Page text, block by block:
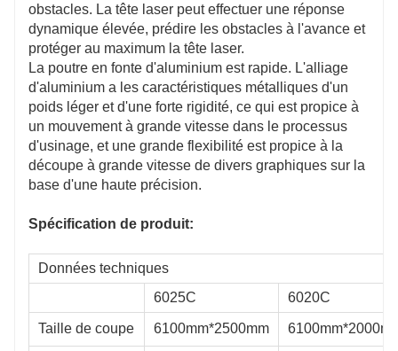
obstacles. La tête laser peut effectuer une réponse
dynamique élevée, prédire les obstacles à l'avance et
protéger au maximum la tête laser.
La poutre en fonte d'aluminium est rapide. L'alliage
d'aluminium a les caractéristiques métalliques d'un
poids léger et d'une forte rigidité, ce qui est propice à
un mouvement à grande vitesse dans le processus
d'usinage, et une grande flexibilité est propice à la
découpe à grande vitesse de divers graphiques sur la
base d'une haute précision.
Spécification de produit:
Données techniques
6025C
6020C
Taille de coupe 6100mm*2500mm
: O2 6KW ci-dessous : O2
：O2、N2、air 6KW et plus：O2、N2、air
1G
4kw) 3550kg (1-4kw)
Ray/Ospri Outils BLT/Ray/Ospri
MAX/IPG MAX/